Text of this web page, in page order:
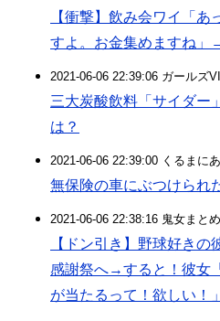
【衝撃】飲み会ワイ「あ
すよ。お金集めますね」
2021-06-06 22:39:06 ガールズ
三大炭酸飲料「サイダー
は？
2021-06-06 22:39:00 くるまに
無保険の車にぶつけられ
2021-06-06 22:38:16 鬼女まと
【ドン引き】野球好き
感謝祭へ→すると！彼女
が当たるって！欲しい